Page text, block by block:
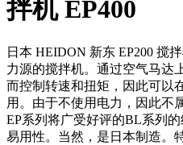
拌机 EP400
日本 HEIDON 新东 EP200 搅
力源的搅拌机。通过空气马达
而控制转速和扭矩，因此可以
用。由于不使用电力，因此不
EP系列将广受好评的BL系列
易用性。当然，是日本制造。